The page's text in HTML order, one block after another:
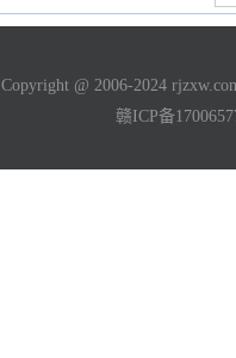
Copyright @ 2006-2024
赣ICP备